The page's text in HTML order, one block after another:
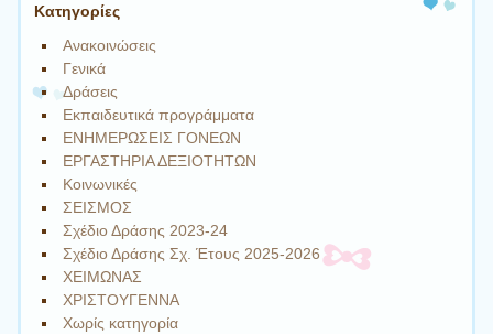
Kατηγορίες
Ανακοινώσεις
Γενικά
Δράσεις
Εκπαιδευτικά προγράμματα
ΕΝΗΜΕΡΩΣΕΙΣ ΓΟΝΕΩΝ
ΕΡΓΑΣΤΗΡΙΑ ΔΕΞΙΟΤΗΤΩΝ
Κοινωνικές
ΣΕΙΣΜΟΣ
Σχέδιο Δράσης 2023-24
Σχέδιο Δράσης Σχ. Έτους 2025-2026
ΧΕΙΜΩΝΑΣ
ΧΡΙΣΤΟΥΓΕΝΝΑ
Χωρίς κατηγορία